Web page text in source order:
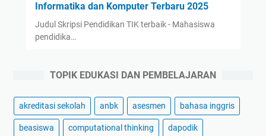
Informatika dan Komputer Terbaru 2025
Judul Skripsi Pendidikan TIK terbaik - Mahasiswa
pendidika…
TOPIK EDUKASI DAN PEMBELAJARAN
akreditasi sekolah anbk asesmen bahasa inggris
beasiswa computational thinking dapodik